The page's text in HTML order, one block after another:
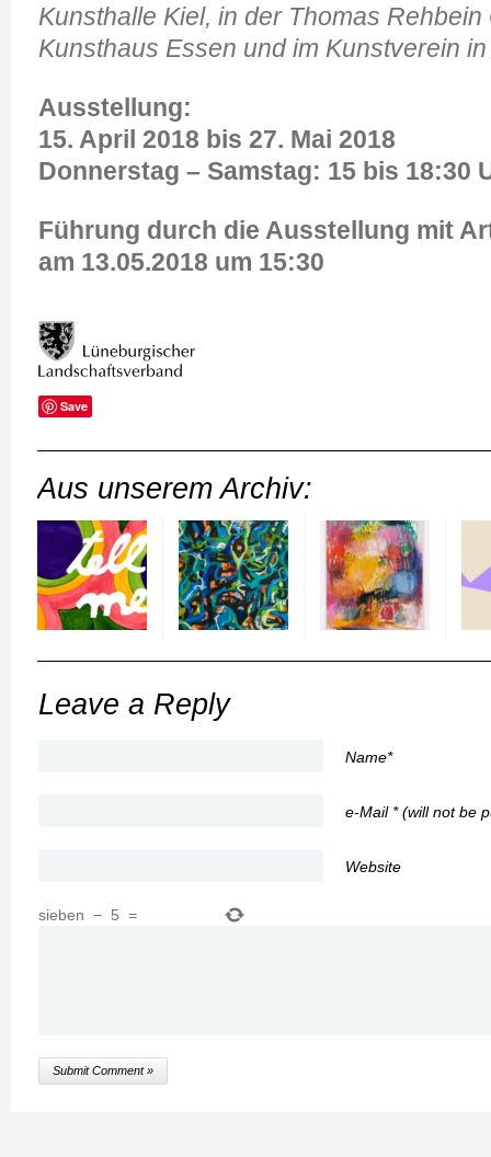
Kunsthalle Kiel, in der Thomas Rehbein
Kunsthaus Essen und im Kunstverein
Ausstellung:
15. April 2018 bis 27. Mai 2018
Donnerstag – Samstag: 15 bis 18:30
Führung durch die Ausstellung mit
am 13.05.2018 um 15:30
Save
Aus unserem Archiv:
Leave a Reply
Name*
e-Mail * (will not be
Website
sieben − 5 =